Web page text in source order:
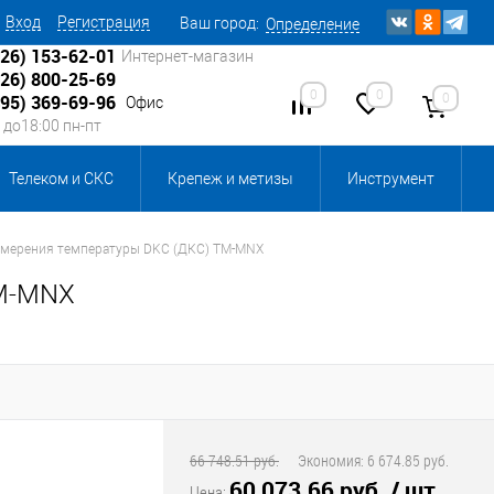
Вход Регистрация Ваш город: Определение
153-62-01 Интернет-магазин
800-25-69
369-69-96 Офис
до18:00 пн-пт
0 0 0
Телеком и СКС Крепеж и метизы Инструмент
Источники питания Кабеленесущие системы
и комплектующие, бытовая химия
температуры DKC (ДКС) TM-MNX
MNX
66 748.51 руб. Экономия: 6 674.85 руб.